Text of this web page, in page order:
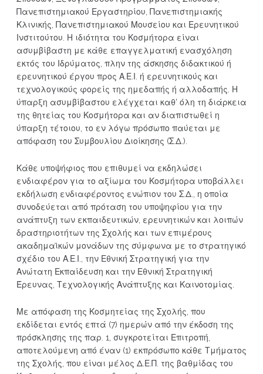
Πανεπιστημιακού Εργαστηρίου, Πανεπιστημιακής
Κλινικής, Πανεπιστημιακού Μουσείου και Ερευνητικού
Ινστιτούτου. Η ιδιότητα του Κοσμήτορα είναι
ασυμβίβαστη με κάθε επαγγελματική ενασχόληση
εκτός του Ιδρύματος, πλην της άσκησης διδακτικού ή
ερευνητικού έργου προς Α.Ε.Ι. ή ερευνητικούς και
τεχνολογικούς φορείς της ημεδαπής ή αλλοδαπής. Η
ύπαρξη ασυμβίβαστου ελέγχεται καθ’ όλη τη διάρκεια
της θητείας του Κοσμήτορα και αν διαπιστωθεί η
ύπαρξη τέτοιου, το εν λόγω πρόσωπο παύεται με
απόφαση του Συμβουλίου Διοίκησης (Σ.Δ.).
Κάθε υποψήφιος που επιθυμεί να εκδηλώσει
ενδιαφέρον για το αξίωμα του Κοσμήτορα υποβάλλει
εκδήλωση ενδιαφέροντος ενώπιον του Σ.Δ., η οποία
συνοδεύεται από πρόταση του υποψηφίου για την
ανάπτυξη των εκπαιδευτικών, ερευνητικών και λοιπών
δραστηριοτήτων της Σχολής και των επιμέρους
ακαδημαϊκών μονάδων της σύμφωνα με το στρατηγικό
σχέδιο του Α.Ε.Ι., την Εθνική Στρατηγική για την
Ανώτατη Εκπαίδευση και την Εθνική Στρατηγική
Έρευνας, Τεχνολογικής Ανάπτυξης και Καινοτομίας.
Με απόφαση της Κοσμητείας της Σχολής, που
εκδίδεται εντός επτά (7) ημερών από την έκδοση της
πρόσκλησης της παρ. 1, συγκροτείται Επιτροπή,
αποτελούμενη από έναν (1) εκπρόσωπο κάθε Τμήματος
της Σχολής, που είναι μέλος Δ.Ε.Π. της βαθμίδας του